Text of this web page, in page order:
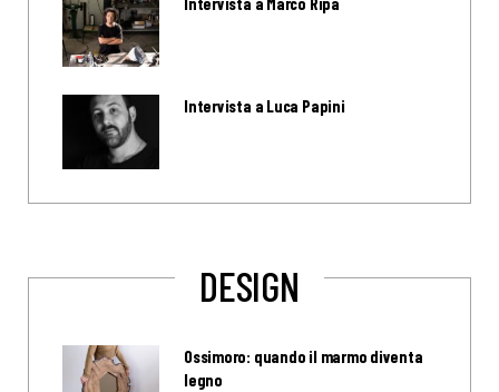
Intervista a Luca Papini
DESIGN
Ossimoro: quando il marmo diventa
legno